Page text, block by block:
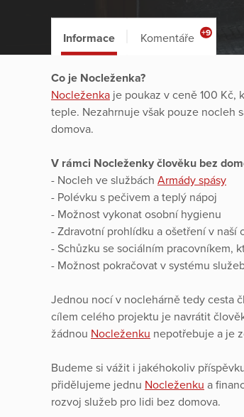
Informace Komentáře +9
Co je Nocleženka?
Nocleženka je poukaz v ceně 100 Kč,
teple. Nezahrnuje však pouze nocleh
domova.
V rámci Nocleženky člověku bez
- Nocleh ve službách Armády spásy
- Polévku s pečivem a teplý nápoj
- Možnost vykonat osobní hygienu
- Zdravotní prohlídku a ošetření v naší
- Schůzku se sociálním pracovníkem,
- Možnost pokračovat v systému
Jednou nocí v noclehárně tedy cesta
cílem celého projektu je navrátit
žádnou Nocleženku nepotřebuje a je
Budeme si vážit i jakéhokoliv
přidělujeme jednu Nocleženku a
rozvoj služeb pro lidi bez domova.